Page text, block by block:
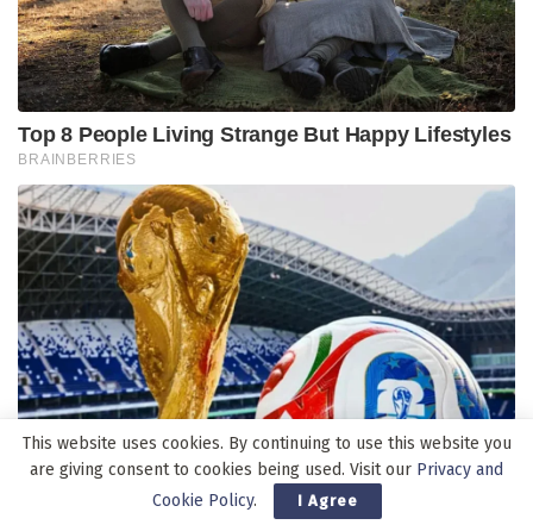
This website uses cookies. By continuing to use this website you
are giving consent to cookies being used. Visit our Privacy and
Cookie Policy. I Agree